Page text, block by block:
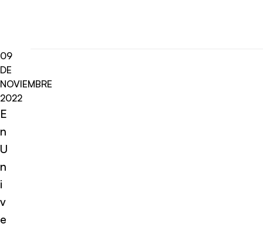
09
DE
NOVIEMBRE
2022
E
n
U
n
i
v
e